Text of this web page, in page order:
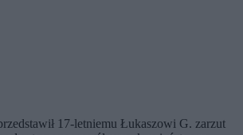
17-letniemu Łukaszowi G. zarzut